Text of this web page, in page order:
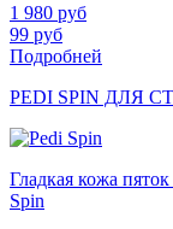
1 980 руб
99 руб
Подробней
PEDI SPIN ДЛЯ
Гладкая кожа
Spin